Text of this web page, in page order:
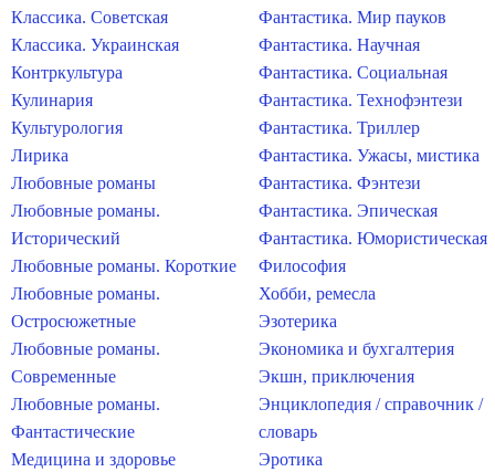
Классика. Советская
Классика. Украинская
Контркультура
Кулинария
Культурология
Лирика
Любовные романы
Любовные романы.
Исторический
Любовные романы. Короткие
Любовные романы.
Остросюжетные
Любовные романы.
Современные
Любовные романы.
Фантастические
Медицина и здоровье
Фантастика. Мир пауков
Фантастика. Научная
Фантастика. Социальная
Фантастика. Технофэнтези
Фантастика. Триллер
Фантастика. Ужасы, мистика
Фантастика. Фэнтези
Фантастика. Эпическая
Фантастика. Юмористическая
Философия
Хобби, ремесла
Эзотерика
Экономика и бухгалтерия
Экшн, приключения
Энциклопедия / справочник /
словарь
Эротика